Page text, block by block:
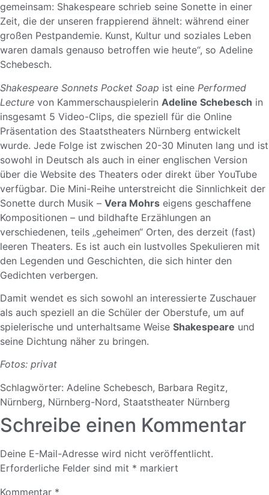
gemeinsam: Shakespeare schrieb seine Sonette in einer
Zeit, die der unseren frappierend ähnelt: während einer
großen Pestpandemie. Kunst, Kultur und soziales Leben
waren damals genauso betroffen wie heute“, so Adeline
Schebesch.
Shakespeare Sonnets Pocket Soap ist eine Performed
Lecture von Kammerschauspielerin Adeline Schebesch in
insgesamt 5 Video-Clips, die speziell für die Online
Präsentation des Staatstheaters Nürnberg entwickelt
wurde. Jede Folge ist zwischen 20-30 Minuten lang und ist
sowohl in Deutsch als auch in einer englischen Version
über die Website des Theaters oder direkt über YouTube
verfügbar. Die Mini-Reihe unterstreicht die Sinnlichkeit der
Sonette durch Musik – Vera Mohrs eigens geschaffene
Kompositionen – und bildhafte Erzählungen an
verschiedenen, teils „geheimen“ Orten, des derzeit (fast)
leeren Theaters. Es ist auch ein lustvolles Spekulieren mit
den Legenden und Geschichten, die sich hinter den
Gedichten verbergen.
Damit wendet es sich sowohl an interessierte Zuschauer
als auch speziell an die Schüler der Oberstufe, um auf
spielerische und unterhaltsame Weise Shakespeare und
seine Dichtung näher zu bringen.
Fotos: privat
Schlagwörter: Adeline Schebesch, Barbara Regitz,
Nürnberg, Nürnberg-Nord, Staatstheater Nürnberg
Schreibe einen Kommentar
Deine E-Mail-Adresse wird nicht veröffentlicht.
Erforderliche Felder sind mit * markiert
Kommentar *